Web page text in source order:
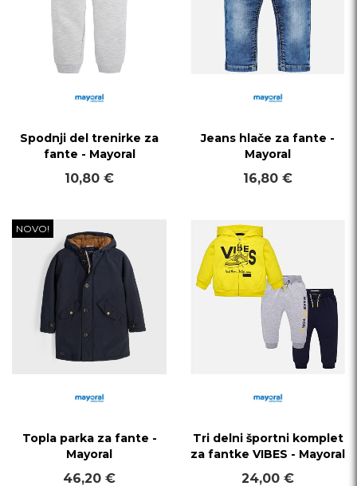
Spodnji del trenirke za
fante - Mayoral
10,80 €
Jeans hlače za fante -
Mayoral
16,80 €
NOVO!
Topla parka za fante -
Mayoral
46,20 €
Tri delni športni komplet
za fantke VIBES - Mayoral
24,00 €